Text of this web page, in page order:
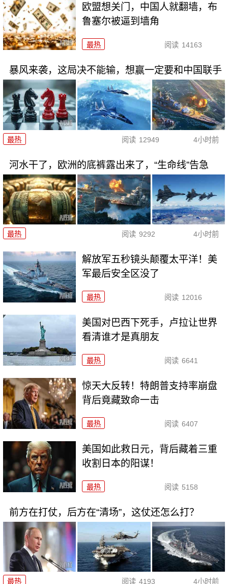
欧盟想关门，中国人就翻墙，布
鲁塞尔被逼到墙角
最热 阅读 14163
暴风来袭，这局决不能输，想赢一定要和中国联手
最热 阅读 12949 4小时前
河水干了，欧洲的底裤露出来了，“生命线”告急
最热 阅读 9292 4小时前
解放军五秒镜头颠覆太平洋！美
军最后安全区没了
最热 阅读 12016
美国对巴西下死手，卢拉让世界
看清谁才是真朋友
最热 阅读 6641
惊天大反转！特朗普支持率崩盘
背后竟藏致命一击
最热 阅读 6407
美国如此救日元，背后藏着三重
收割日本的阳谋！
最热 阅读 5158
前方在打仗，后方在“清场”，这仗还怎么打？
最热 阅读 4193 4小时前